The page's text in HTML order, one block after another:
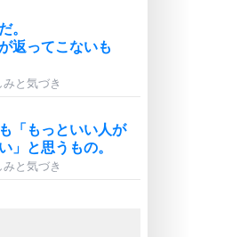
。
返ってこないも
と気づき
「もっといい人が
」と思うもの。
と気づき